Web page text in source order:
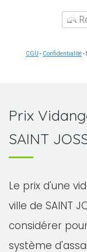
CGU - Confidentialité-
Prix
SAINT
Le prix d'une
ville de SAINT
considérer
système